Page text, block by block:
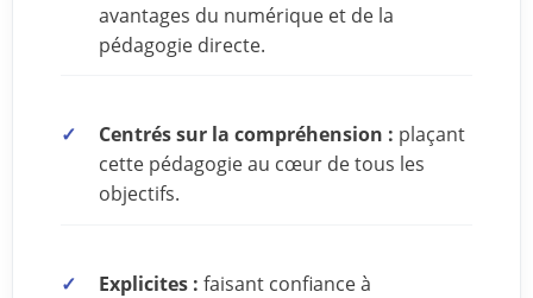
avantages du numérique et de la
pédagogie directe.
Centrés sur la compréhension : plaçant
cette pédagogie au cœur de tous les
objectifs.
Explicites : faisant confiance à